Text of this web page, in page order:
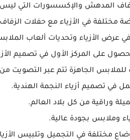
المدهش والإكسسورات التي ليس
مختلفة في الأزياء مع حفلات
عرض الأزياء وتحديات ألعاب
على المركز الأول في تصميم
الجاهزة تتم عبر التصويت
في تصميم أزياء النجمة الهندية.
وراقية من كل بلاد العالم.
وملابس بجودة عالية.
مختلفة في التجميل وتلبيس